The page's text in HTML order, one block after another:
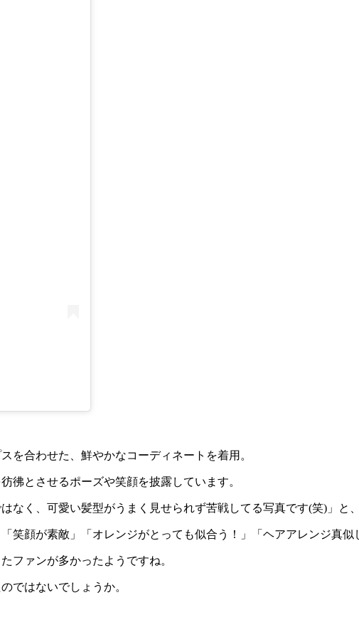
を合わせた、鮮やかなコーディネートを着用。
彿とさせるポーズや笑顔を披露しています。
く、可愛い髪型がうまく見せられず苦戦してる写真です(笑)」と
笑顔が素敵」「オレンジがとっても似合う！」「ヘアアレンジ真似
ファンが多かったようですね。
ではないでしょうか。